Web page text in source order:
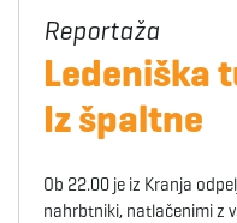
Ledeniška
Iz špaltne
Ob 22.00 je iz Kranja
nahrbtniki, natlačenimi z